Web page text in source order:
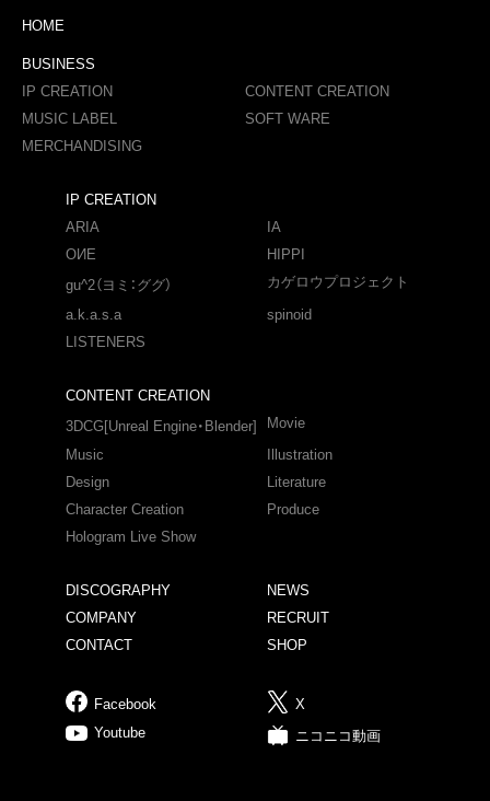
HOME
BUSINESS
IP CREATION
CONTENT CREATION
MUSIC LABEL
SOFT WARE
MERCHANDISING
IP CREATION
ARIA
IA
OИE
HIPPI
gu^2（ヨミ：ググ）
カゲロウプロジェクト
a.k.a.s.a
spinoid
LISTENERS
CONTENT CREATION
3DCG[Unreal Engine・Blender]
Movie
Music
Illustration
Design
Literature
Character Creation
Produce
Hologram Live Show
DISCOGRAPHY
NEWS
COMPANY
RECRUIT
CONTACT
SHOP
Facebook
X
Youtube
ニコニコ動画